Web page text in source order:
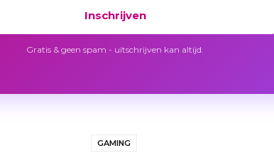
Inschrijven
Gratis & geen spam - uitschrijven kan altijd.
GAMING